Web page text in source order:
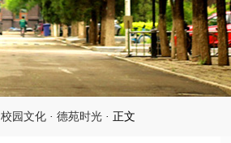
校园文化 · 德苑时光 · 正文